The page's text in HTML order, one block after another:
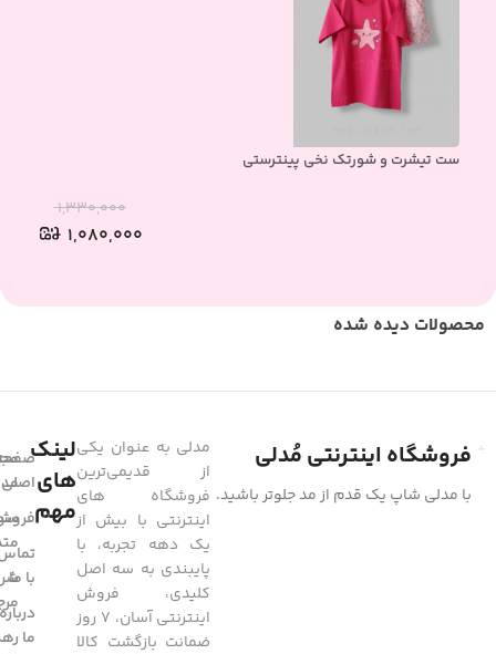
ست تیشرت و شورتک نخی پینترستی
۱,۳۳۰,۰۰۰
۱,۰۸۰,۰۰۰
محصولات دیده شده
فروشگاه اینترنتی مُدلی
با مدلی شاپ یک قدم از مد جلوتر باشید.
مدلی به عنوان یکی
از قدیمی‌ترین
فروشگاه های
اینترنتی با بیش از
یک دهه تجربه، با
پایبندی به سه اصل
کلیدی، فروش
اینترنتی آسان، 7 روز
ضمانت بازگشت کالا
لینک
های
مهم
اصلی
با ما
درباره
ما
مد